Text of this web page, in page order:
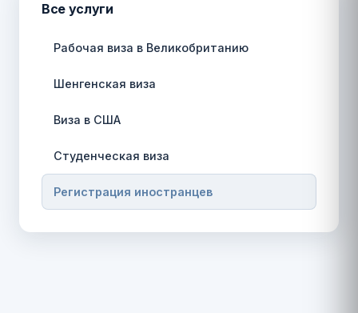
Все услуги
Рабочая виза в Великобританию
Шенгенская виза
Виза в США
Студенческая виза
Регистрация иностранцев